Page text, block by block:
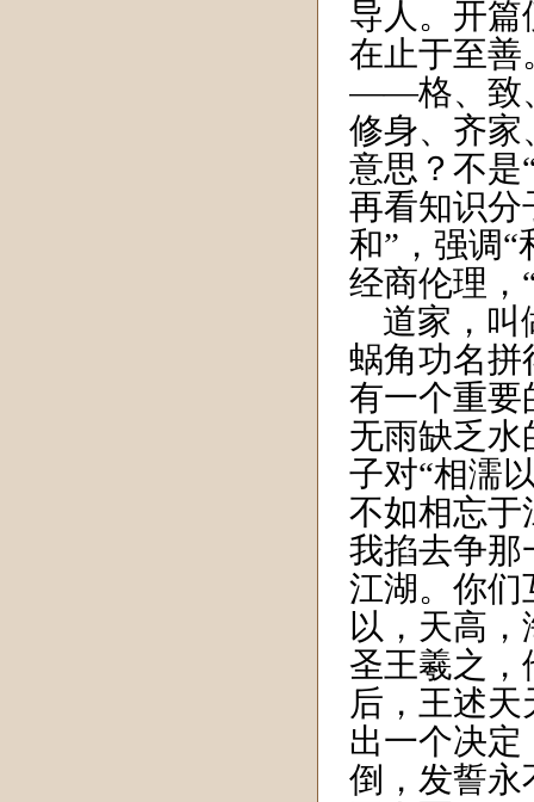
导人。开篇
在止于至善
——格、致
修身、齐家
意思？不是
再看知识分
和”，强调“
经商伦理，
道家，叫
蜗角功名拼
有一个重要
无雨缺乏水
子对“相濡
不如相忘于
我掐去争那
江湖。你们
以，天高
圣王羲之，
后，王述
出一个决定
倒，发誓永